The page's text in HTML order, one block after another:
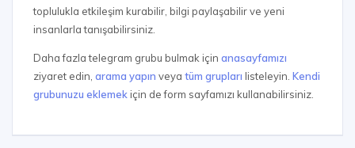
toplulukla etkileşim kurabilir, bilgi paylaşabilir ve yeni
insanlarla tanışabilirsiniz.
Daha fazla telegram grubu bulmak için anasayfamızı
ziyaret edin, arama yapın veya tüm grupları listeleyin. Kendi
grubunuzu eklemek için de form sayfamızı kullanabilirsiniz.